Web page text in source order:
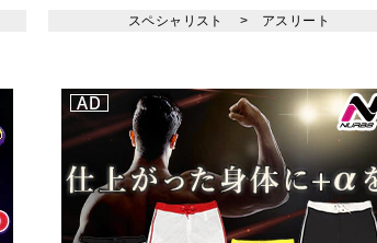
Healthy Bodybuilding Style いつま
スペシャリスト > アスリート